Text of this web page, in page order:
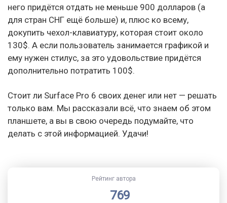
него придётся отдать не меньше 900 долларов (а
для стран СНГ ещё больше) и, плюс ко всему,
докупить чехол-клавиатуру, которая стоит около
130$. А если пользователь занимается графикой и
ему нужен стилус, за это удовольствие придётся
дополнительно потратить 100$.
Стоит ли Surface Pro 6 своих денег или нет — решать
только вам. Мы рассказали всё, что знаем об этом
планшете, а вы в свою очередь подумайте, что
делать с этой информацией. Удачи!
Рейтинг автора
769